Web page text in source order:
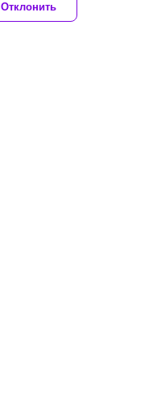
Отклонить